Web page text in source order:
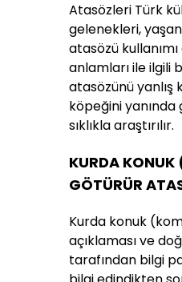
Atasözleri Türk
gelenekleri,
atasözü
anlamları ile ilgili
atasözünü
köpeğini
sıklıkla araştırılır.
KURDA
GÖTÜRÜR
Kurda konuk
açıklaması ve
tarafından bilgi